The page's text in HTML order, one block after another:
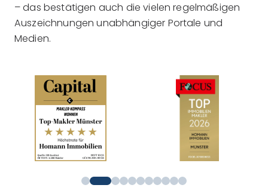
– das bestätigen auch die vielen regelmäßigen
Auszeichnungen unabhängiger Portale und
Medien.